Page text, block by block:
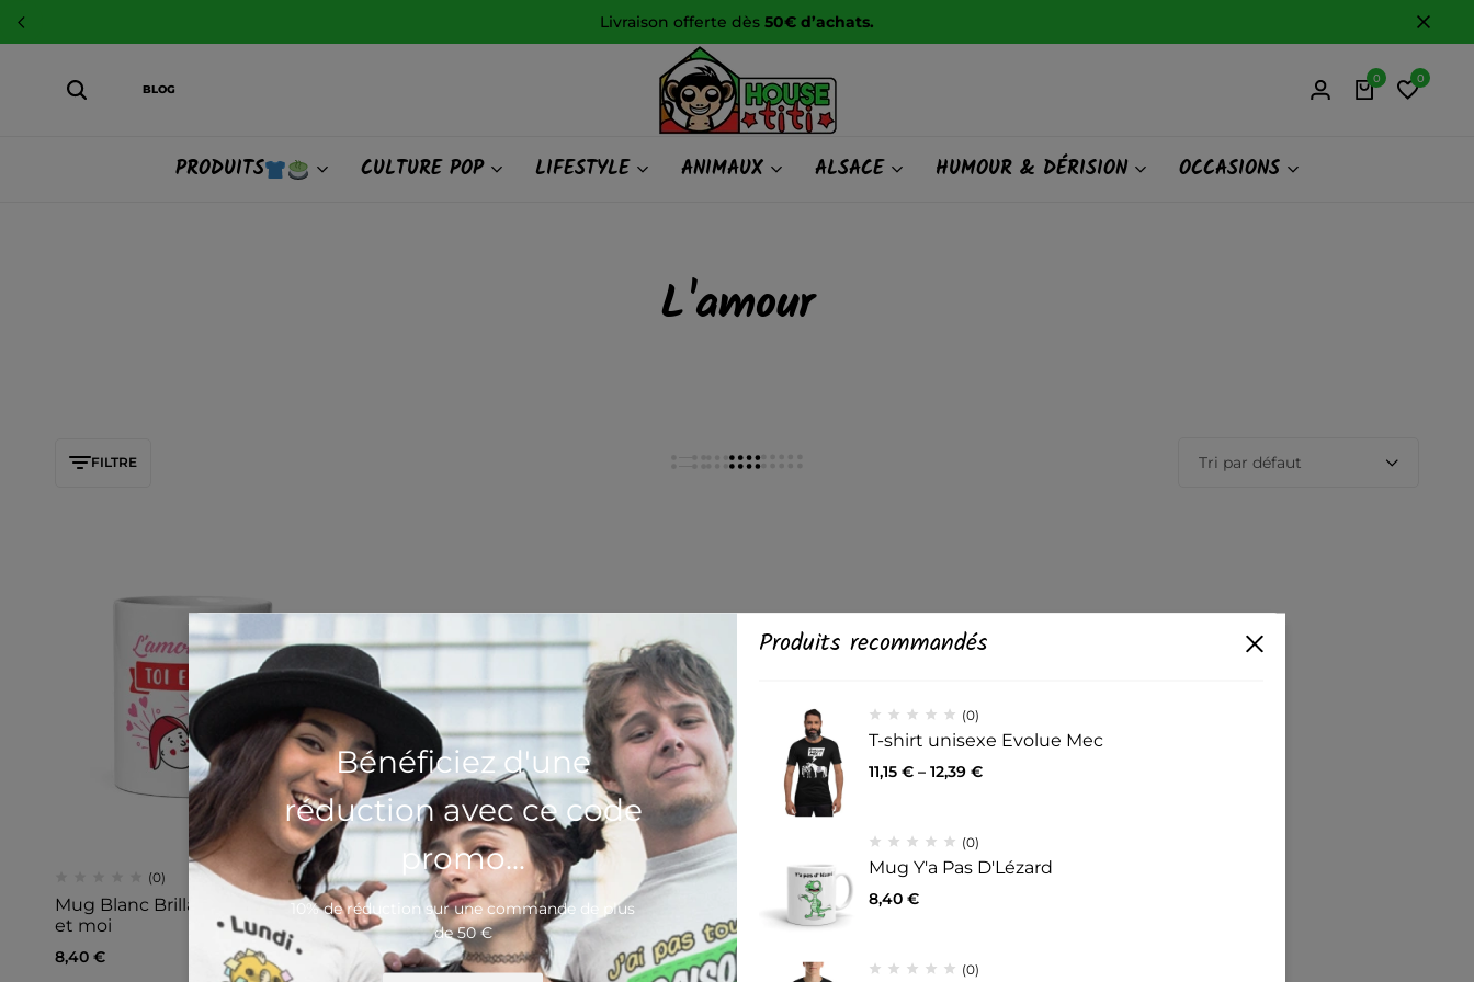
Livraison offerte dès 50€ d’achats.
BLOG
0 0
PRODUITS CULTURE POP LIFESTYLE ANIMAUX ALSACE HUMOUR & DÉRISION OCCASIONS
L'amour
FILTRE Tri par défaut
(0)
Mug Blanc Brillant L’amour c’est toi
et moi
8,40 €
Bénéficiez d'une
réduction avec ce code
promo...
10% de réduction sur une commande de plus
de 50 €
Produits recommandés
(0)
T-shirt unisexe Evolue Mec
11,15 € – 12,39 €
(0)
Mug Y'a Pas D'Lézard
8,40 €
(0)